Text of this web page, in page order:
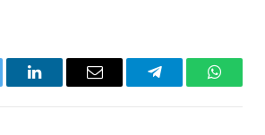
LinkedInEmail Telegram